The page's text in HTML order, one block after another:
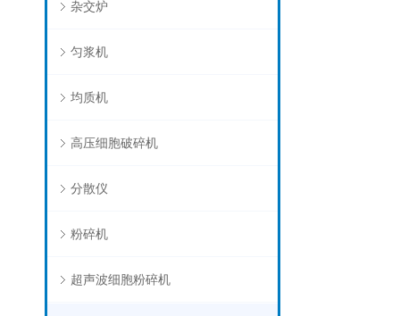
杂交炉
匀浆机
均质机
高压细胞破碎机
分散仪
粉碎机
超声波细胞粉碎机